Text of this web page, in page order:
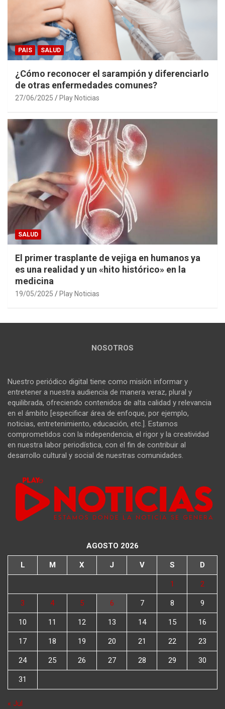
PAIS SALUD
¿Cómo reconocer el sarampión y diferenciarlo
de otras enfermedades comunes?
27/06/2025 Play Noticias
SALUD
El primer trasplante de vejiga en humanos ya
es una realidad y un «hito histórico» en la
medicina
19/05/2025 Play Noticias
NOSOTROS
Nuestro periódico digital tiene como misión informar y
entretener a nuestra audiencia de manera veraz, plural y
equilibrada, ofreciendo contenidos de alta calidad y relevancia
en el ámbito [especificar área de enfoque, por ejemplo,
noticias, entretenimiento, educación, etc.]. Estamos
comprometidos con la independencia, el rigor y la creatividad
en nuestra labor periodística, con el fin de contribuir al
desarrollo cultural y social de nuestras comunidades.
AGOSTO 2026
L M X J V S D
1 2
3 4 5 6 7 8 9
10 11 12 13 14 15 16
17 18 19 20 21 22 23
24 25 26 27 28 29 30
31
« Jul